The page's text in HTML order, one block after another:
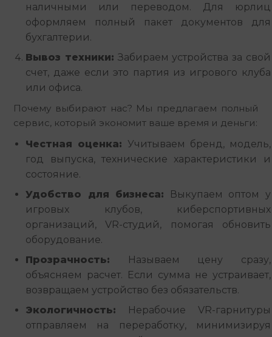
наличными или переводом. Для юрлиц
оформляем полный пакет документов для
бухгалтерии.
Вывоз техники: Забираем устройства за свой
счет, даже если это партия из игрового клуба
или офиса.
Почему выбирают нас? Мы предлагаем полный
сервис, который экономит ваше время и деньги:
Честная оценка: Учитываем бренд, модель,
год выпуска, технические характеристики и
состояние.
Удобство для бизнеса: Выкупаем оптом у
игровых клубов, киберспортивных
организаций, VR-студий, помогая обновить
оборудование.
Прозрачность: Называем цену сразу,
объясняем расчет. Если сумма не устраивает,
возвращаем устройство без обязательств.
Экологичность: Нерабочие VR-гарнитуры
отправляем на переработку, минимизируя